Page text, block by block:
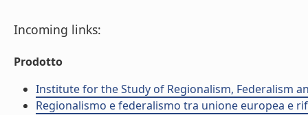
Incoming links:
Prodotto
Institute for the Study of Regionalism, Federalism
Regionalismo e federalismo tra unione europea e